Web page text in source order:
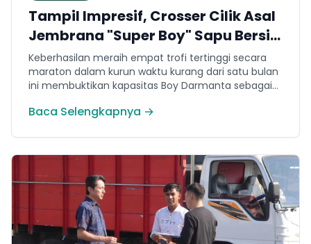
Tampil Impresif, Crosser Cilik Asal
Jembrana "Super Boy" Sapu Bersih
4 Gelar Juara Motocross 50cc di
Jawa
Keberhasilan meraih empat trofi tertinggi secara
maraton dalam kurun waktu kurang dari satu bulan
ini membuktikan kapasitas Boy Darmanta sebagai
dimiliki Jembrana di kancah motocross nasional
Baca Selengkapnya →